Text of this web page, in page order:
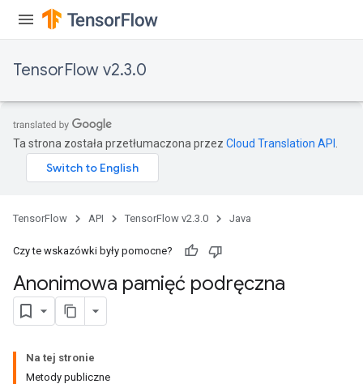
TensorFlow v2.3.0
Ta strona została przetłumaczona przez Cloud Translation API
TensorFlow API TensorFlow v2.3.0 Java
Czy te wskazówki były pomocne?
Anonimowa pamięć podręczna
Na tej stronie
Metody publiczne